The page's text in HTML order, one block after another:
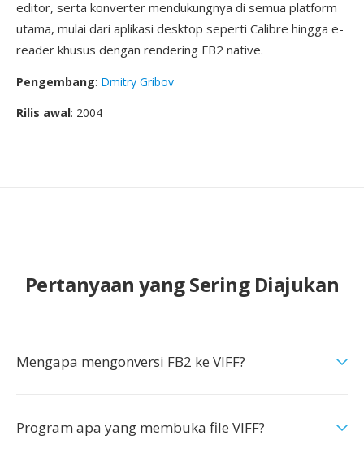
editor, serta konverter mendukungnya di semua platform
utama, mulai dari aplikasi desktop seperti Calibre hingga e-
reader khusus dengan rendering FB2 native.
Pengembang: Dmitry Gribov
Rilis awal: 2004
Pertanyaan yang Sering Diajukan
Mengapa mengonversi FB2 ke VIFF?
Program apa yang membuka file VIFF?